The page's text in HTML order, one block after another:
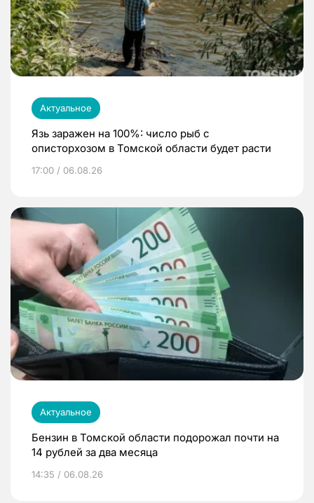
Актуальное
Язь заражен на 100%: число рыб с
описторхозом в Томской области будет расти
17:00 / 06.08.26
Актуальное
Бензин в Томской области подорожал почти на
14 рублей за два месяца
14:35 / 06.08.26